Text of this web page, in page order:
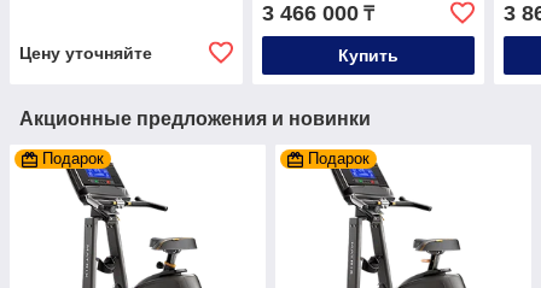
Цену уточняйте
3 466 000₸
Купить
3
Акционные предложения и новинки
Подарок Подарок